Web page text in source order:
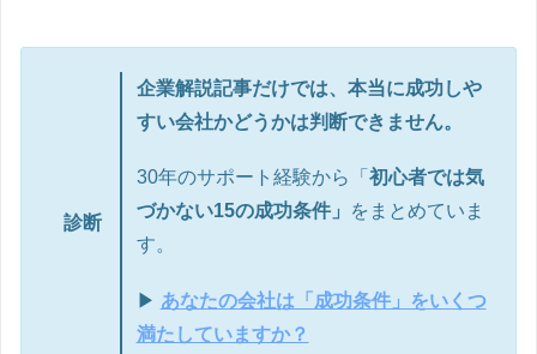
診断
企業解説記事だけでは、本当に成功しや
すい会社かどうかは判断できません。
30年のサポート経験から「 初心者では気
づかない15の成功条件」
をまとめていま
す。
▶ あなたの会社は「成功条件」をいくつ
満たしていますか？